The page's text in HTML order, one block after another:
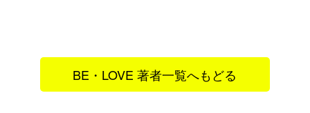
BE・LOVE 著者一覧へもどる